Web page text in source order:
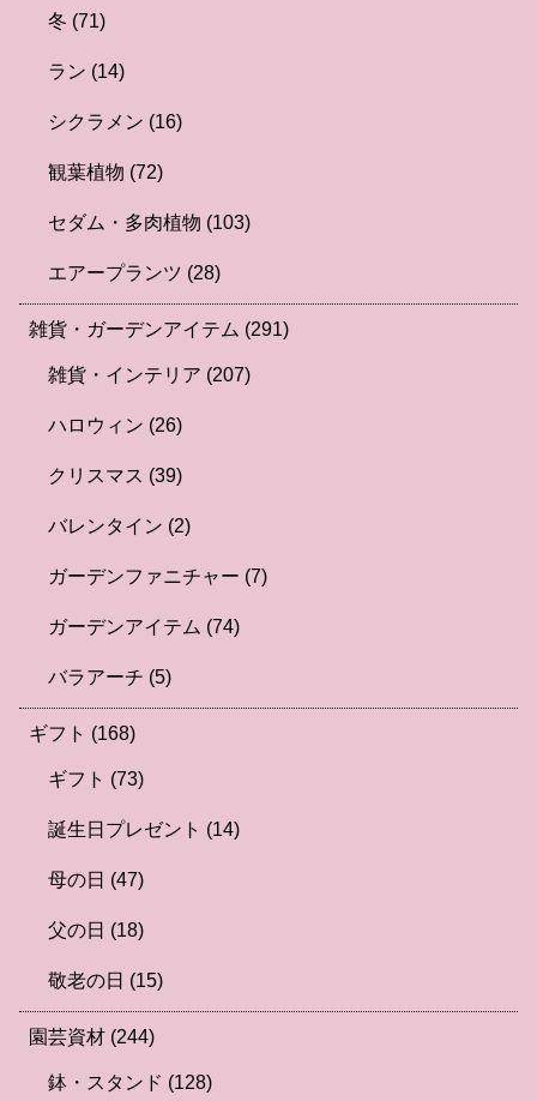
冬 (71)
ラン (14)
シクラメン (16)
観葉植物 (72)
セダム・多肉植物 (103)
エアープランツ (28)
雑貨・ガーデンアイテム (291)
雑貨・インテリア (207)
ハロウィン (26)
クリスマス (39)
バレンタイン (2)
ガーデンファニチャー (7)
ガーデンアイテム (74)
バラアーチ (5)
ギフト (168)
ギフト (73)
誕生日プレゼント (14)
母の日 (47)
父の日 (18)
敬老の日 (15)
園芸資材 (244)
鉢・スタンド (128)